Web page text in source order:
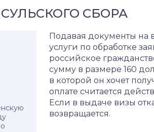
СБОРА
Подавая документы на
услуги по обработке
российское
сумму в размере 160
в которой он хочет
оплате считается
Если в выдаче визы
возвращается.